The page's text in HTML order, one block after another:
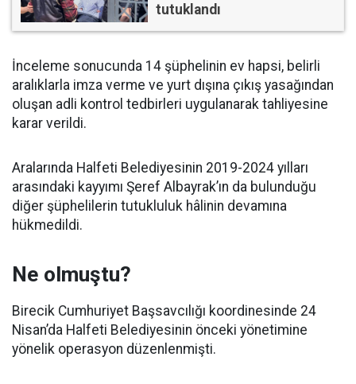
tutuklandı
İnceleme sonucunda 14 şüphelinin ev hapsi, belirli
aralıklarla imza verme ve yurt dışına çıkış yasağından
oluşan adli kontrol tedbirleri uygulanarak tahliyesine
karar verildi.
Aralarında Halfeti Belediyesinin 2019-2024 yılları
arasındaki kayyımı Şeref Albayrak’ın da bulunduğu
diğer şüphelilerin tutukluluk hâlinin devamına
hükmedildi.
Ne olmuştu?
Birecik Cumhuriyet Başsavcılığı koordinesinde 24
Nisan’da Halfeti Belediyesinin önceki yönetimine
yönelik operasyon düzenlenmişti.